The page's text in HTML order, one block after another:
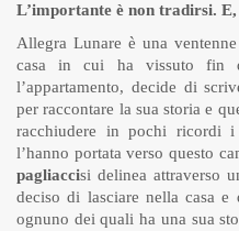
L’importante è non tradirsi.
Allegra Lunare è una
casa in cui ha vissuto fin
l’appartamento, decide di
per raccontare la sua storia e
racchiudere in pochi ricordi
l’hanno portata verso questo
pagliaccisi delinea attraverso
deciso di lasciare nella casa
ognuno dei quali ha una sua